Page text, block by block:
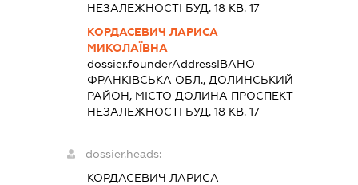
НЕЗАЛЕЖНОСТІ БУД. 18 КВ. 17
КОРДАСЕВИЧ ЛАРИСА
МИКОЛАЇВНА
dossier.founderAddressІВАНО-
ФРАНКІВСЬКА ОБЛ., ДОЛИНСЬКИЙ
РАЙОН, МІСТО ДОЛИНА ПРОСПЕКТ
НЕЗАЛЕЖНОСТІ БУД. 18 КВ. 17
dossier.heads:
КОРДАСЕВИЧ ЛАРИСА